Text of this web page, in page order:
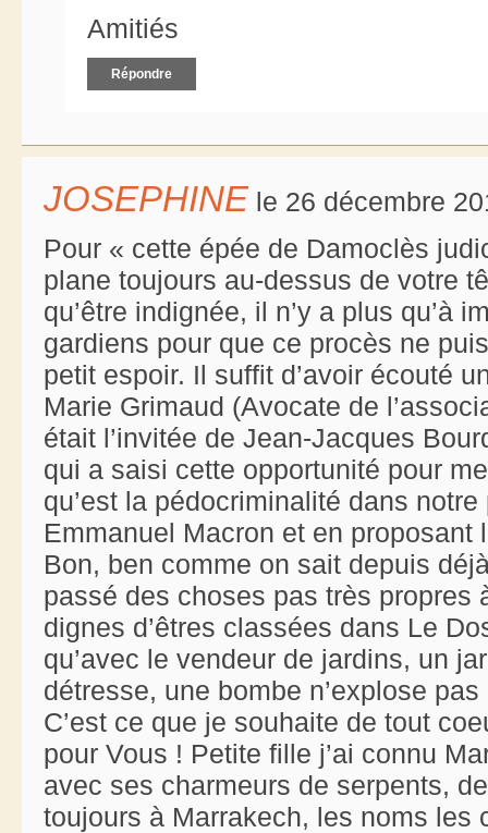
Amitiés
Répondre
JOSEPHINE le 26 décembre
Pour « cette épée de Damoclès
plane toujours au-dessus de votre
qu’être indignée, il n’y a plus qu’à
gardiens pour que ce procès ne
petit espoir. Il suffit d’avoir écouté
Marie Grimaud (Avocate de
était l’invitée de Jean-Jacques
qui a saisi cette opportunité pour
qu’est la pédocriminalité dans
Emmanuel Macron et en
Bon, ben comme on sait depuis
passé des choses pas très propres
dignes d’êtres classées dans Le
qu’avec le vendeur de jardins, un
détresse, une bombe n’explose
C’est ce que je souhaite de tout
pour Vous ! Petite fille j’ai connu
avec ses charmeurs de serpents,
toujours à Marrakech, les noms les